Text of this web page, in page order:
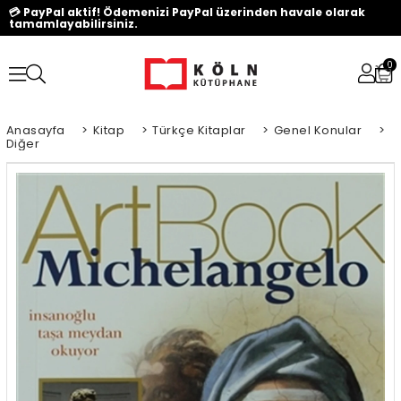
💳 PayPal aktif! Ödemenizi PayPal üzerinden havale olarak
tamamlayabilirsiniz.
0
Anasayfa > Kitap > Türkçe Kitaplar > Genel Konular >
Diğer